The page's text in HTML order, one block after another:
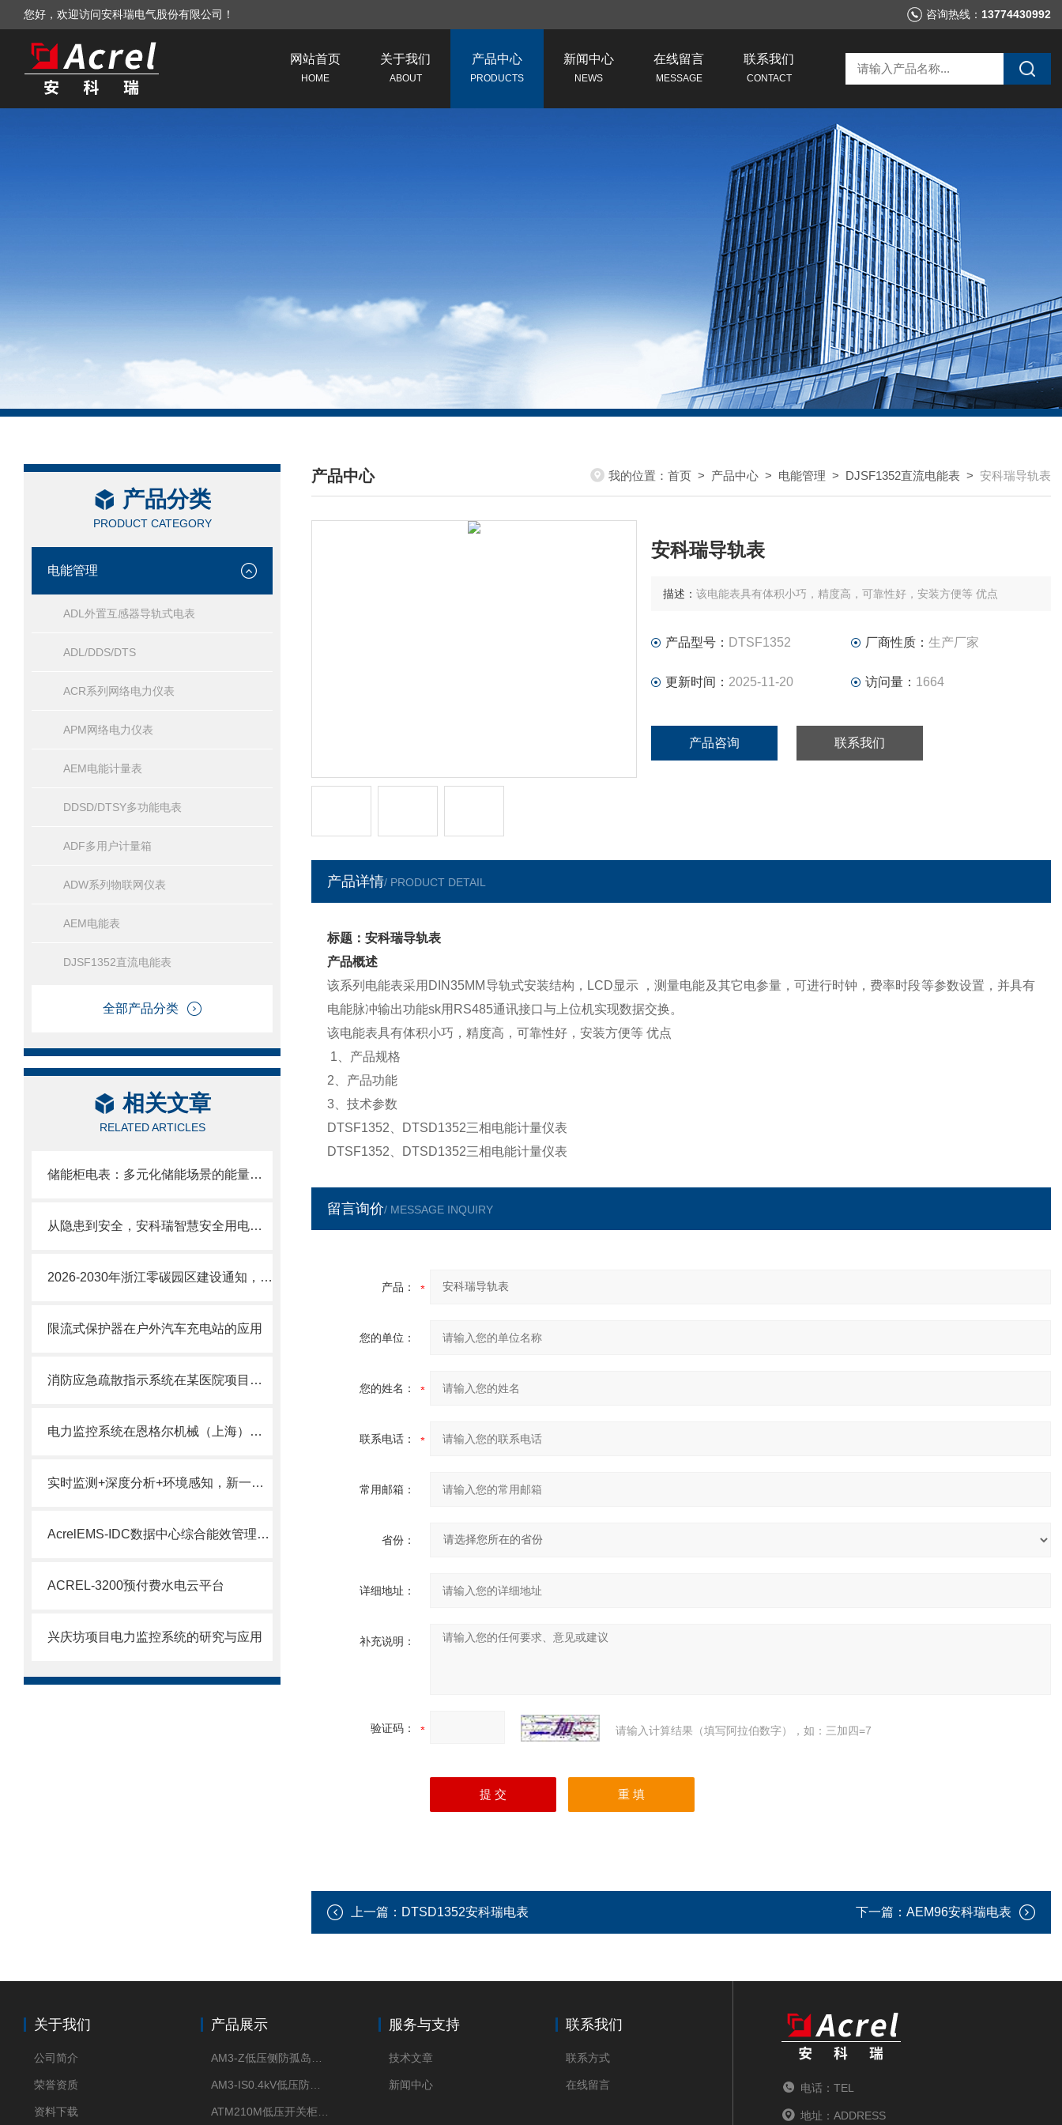
您好，欢迎访问安科瑞电气股份有限公司！ 咨询热线： 13774430992
网站首页
HOME
关于我们
ABOUT
产品中心
PRODUCTS
新闻中心
NEWS
在线留言
MESSAGE
联系我们
CONTACT
产品分类
PRODUCT CATEGORY
电能管理
ADL外置互感器导轨式电表
ADL/DDS/DTS
ACR系列网络电力仪表
APM网络电力仪表
AEM电能计量表
DDSD/DTSY多功能电表
ADF多用户计量箱
ADW系列物联网仪表
AEM电能表
DJSF1352直流电能表
全部产品分类
相关文章
RELATED ARTICLES
储能柜电表：多元化储能场景的能量计量管理中枢
从隐患到安全，安科瑞智慧安全用电方案筑牢用电 “防火墙”
2026-2030年浙江零碳园区建设通知，构建“源网荷储能碳”协同管理平台
限流式保护器在户外汽车充电站的应用
消防应急疏散指示系统在某医院项目的应用
电力监控系统在恩格尔机械（上海）有限公司生产厂房四期扩建项目的应用
实时监测+深度分析+环境感知，新一代电能管理系统的三重革新
AcrelEMS-IDC数据中心综合能效管理解决方案
ACREL-3200预付费水电云平台
兴庆坊项目电力监控系统的研究与应用
产品中心
/ PRODUCTS CENTER
我的位置： 首页 > 产品中心 > 电能管理 > DJSF1352直流电能表 > 安科瑞导轨表
安科瑞导轨表
描述： 该电能表具有体积小巧，精度高，可靠性好，安装方便等 优点
产品型号： DTSF1352 厂商性质： 生产厂家
更新时间： 2025-11-20 访问量： 1664
产品咨询 联系我们
产品详情/ PRODUCT DETAIL
标题：安科瑞导轨表
产品概述
该系列电能表采用DIN35MM导轨式安装结构，LCD显示 ，测量电能及其它电参量，可进行时钟，费率时段等参数设置，并具有
电能脉冲输出功能sk用RS485通讯接口与上位机实现数据交换。
该电能表具有体积小巧，精度高，可靠性好，安装方便等 优点
1、产品规格
2、产品功能
3、技术参数
DTSF1352、DTSD1352三相电能计量仪表
DTSF1352、DTSD1352三相电能计量仪表
留言询价/ MESSAGE INQUIRY
产品：
您的单位：
您的姓名：
联系电话：
常用邮箱：
省份：
详细地址：
补充说明：
验证码： 请输入计算结果（填写阿拉伯数字），如：三加四=7
上一篇： DTSD1352安科瑞电表 下一篇： AEM96安科瑞电表
关于我们
公司简介
荣誉资质
资料下载
产品展示 服务与支持
技术文章
新闻中心
联系我们
联系方式
在线留言 电话：TEL
地址：ADDRESS